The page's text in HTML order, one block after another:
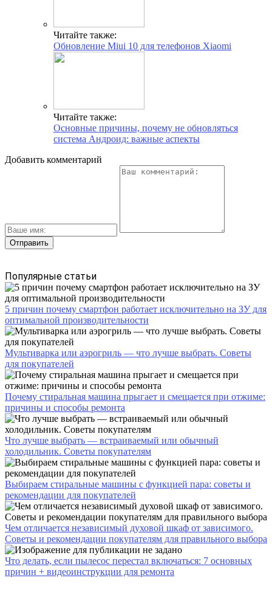
Читайте также:
Обновление Miui 10 для телефонов Xiaomi
Читайте также:
Основные причины, почему не обновляться
система Андроид: важные аспекты
Добавить комментарий
Популярные статьи
5 причин почему смартфон работает исключительно на ЗУ для
оптимальной производительности
Мультиварка или аэрогриль — что лучше выбрать. Советы
для покупателей
Почему стиральная машина прыгает и смещается при отжиме:
причины и способы ремонта
Что лучше выбрать — встраиваемый или обычный
холодильник. Советы покупателям
Выбираем стиральные машины с функцией пара: советы и
рекомендации для покупателей
Чем отличается независимый духовой шкаф от зависимого.
Советы и рекомендации покупателям для правильного выбора
Что делать, если пылесос перестал включаться: 7 основных
причин + видеоинструкции для ремонта